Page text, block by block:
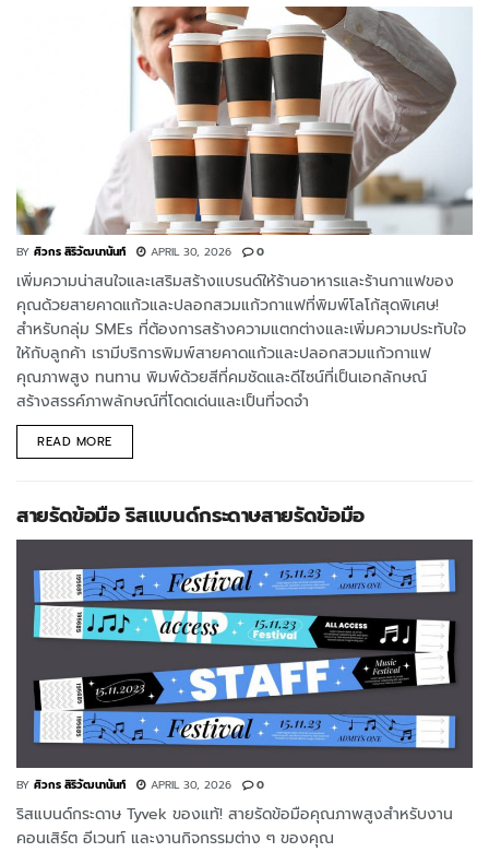
BY ศิวกร สิริวัฒนานันท์ APRIL 30, 2026 0
เพิ่มความน่าสนใจและเสริมสร้างแบรนด์ให้ร้านอาหารและร้านกาแฟของ
คุณด้วยสายคาดแก้วและปลอกสวมแก้วกาแฟที่พิมพ์โลโก้สุดพิเศษ!
สำหรับกลุ่ม SMEs ที่ต้องการสร้างความแตกต่างและเพิ่มความประทับใจ
ให้กับลูกค้า เรามีบริการพิมพ์สายคาดแก้วและปลอกสวมแก้วกาแฟ
คุณภาพสูง ทนทาน พิมพ์ด้วยสีที่คมชัดและดีไซน์ที่เป็นเอกลักษณ์
สร้างสรรค์ภาพลักษณ์ที่โดดเด่นและเป็นที่จดจำ
READ MORE
สายรัดข้อมือ ริสแบนด์กระดาษสายรัดข้อมือ
BY ศิวกร สิริวัฒนานันท์ APRIL 30, 2026 0
ริสแบนด์กระดาษ Tyvek ของแท้! สายรัดข้อมือคุณภาพสูงสำหรับงาน
คอนเสิร์ต อีเวนท์ และงานกิจกรรมต่าง ๆ ของคุณ